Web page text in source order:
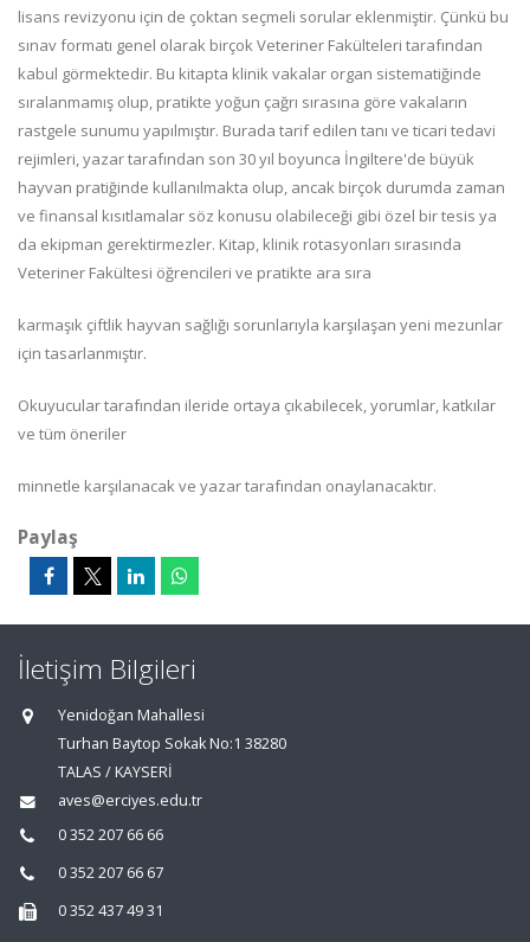
lisans revizyonu için de çoktan seçmeli sorular eklenmiştir. Çünkü bu
sınav formatı genel olarak birçok Veteriner Fakülteleri tarafından
kabul görmektedir. Bu kitapta klinik vakalar organ sistematiğinde
sıralanmamış olup, pratikte yoğun çağrı sırasına göre vakaların
rastgele sunumu yapılmıştır. Burada tarif edilen tanı ve ticari tedavi
rejimleri, yazar tarafından son 30 yıl boyunca İngiltere'de büyük
hayvan pratiğinde kullanılmakta olup, ancak birçok durumda zaman
ve finansal kısıtlamalar söz konusu olabileceği gibi özel bir tesis ya
da ekipman gerektirmezler. Kitap, klinik rotasyonları sırasında
Veteriner Fakültesi öğrencileri ve pratikte ara sıra
karmaşık çiftlik hayvan sağlığı sorunlarıyla karşılaşan yeni mezunlar
için tasarlanmıştır.
Okuyucular tarafından ileride ortaya çıkabilecek, yorumlar, katkılar
ve tüm öneriler
minnetle karşılanacak ve yazar tarafından onaylanacaktır.
Paylaş
İletişim Bilgileri
Yenidoğan Mahallesi
Turhan Baytop Sokak No:1 38280
TALAS / KAYSERİ
aves@erciyes.edu.tr
0 352 207 66 66
0 352 207 66 67
0 352 437 49 31